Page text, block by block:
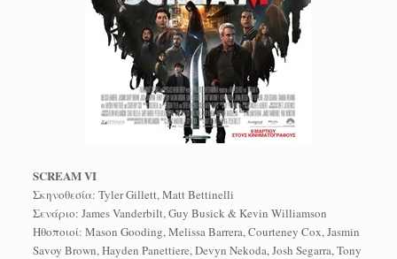
SCREAM VI
Σκηνοθεσία: Tyler Gillett, Matt Bettinelli
Σενάριο: James Vanderbilt, Guy Busick & Kevin Williamson
Ηθοποιοί: Mason Gooding, Melissa Barrera, Courteney Cox, Jasmin
Savoy Brown, Hayden Panettiere, Devyn Nekoda, Josh Segarra, Tony